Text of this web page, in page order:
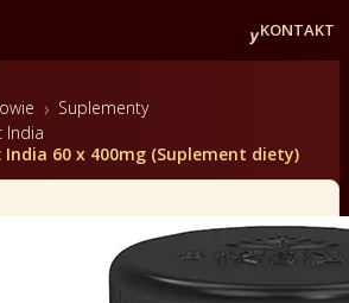
KONTAKT
Suplementy
India
60 x 400mg (Suplement diety)